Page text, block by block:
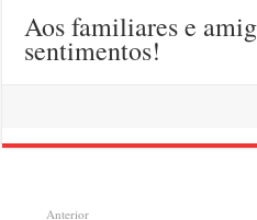
Aos familiares e
sentimentos!
Anterior